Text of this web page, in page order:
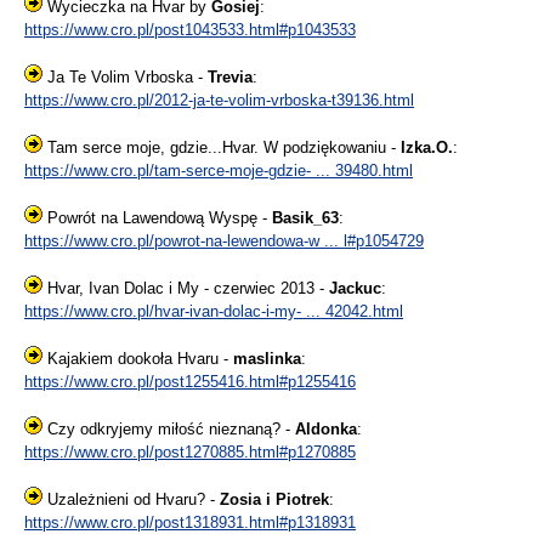
Wycieczka na Hvar by Gosiej:
https://www.cro.pl/post1043533.html#p1043533
Ja Te Volim Vrboska - Trevia:
https://www.cro.pl/2012-ja-te-volim-vrboska-t39136.html
Tam serce moje, gdzie...Hvar. W podziękowaniu - Izka.O.:
https://www.cro.pl/tam-serce-moje-gdzie- ... 39480.html
Powrót na Lawendową Wyspę - Basik_63:
https://www.cro.pl/powrot-na-lewendowa-w ... l#p1054729
Hvar, Ivan Dolac i My - czerwiec 2013 - Jackuc:
https://www.cro.pl/hvar-ivan-dolac-i-my- ... 42042.html
Kajakiem dookoła Hvaru - maslinka:
https://www.cro.pl/post1255416.html#p1255416
Czy odkryjemy miłość nieznaną? - Aldonka:
https://www.cro.pl/post1270885.html#p1270885
Uzależnieni od Hvaru? - Zosia i Piotrek:
https://www.cro.pl/post1318931.html#p1318931